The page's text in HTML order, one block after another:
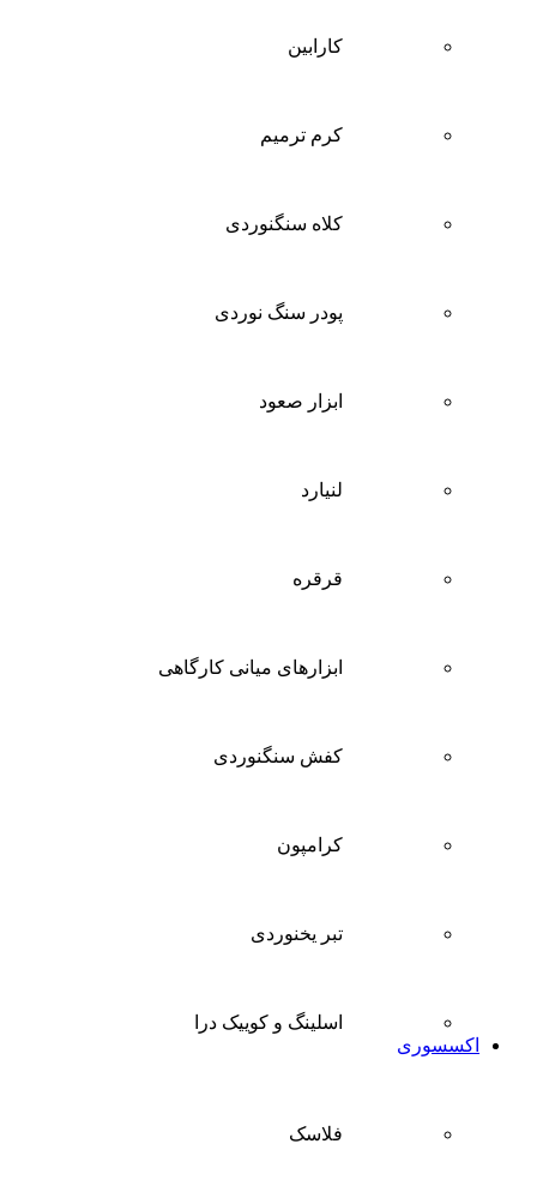
کارابین
کرم ترمیم
کلاه سنگنوردی
پودر سنگ نوردی
ابزار صعود
لنیارد
قرقره
ابزارهای میانی کارگاهی
کفش سنگنوردی
کرامپون
تبر یخنوردی
اسلینگ و کوییک درا
اکسسوری
فلاسک